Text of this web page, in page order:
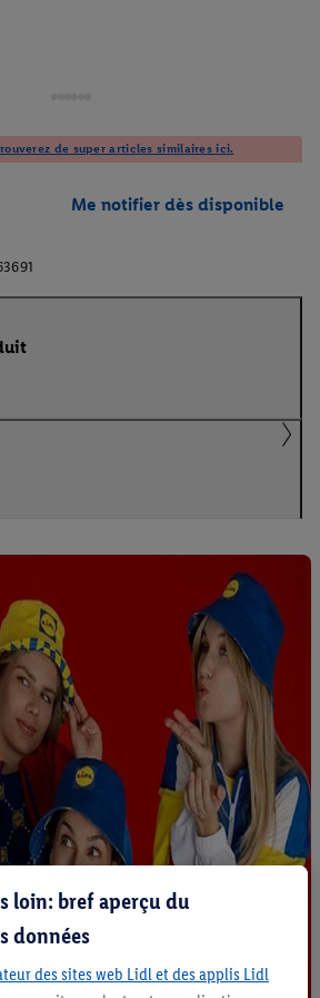
de super articles similaires ici.
Me notifier dès disponible
loin: bref aperçu du
données
des sites web Lidl et des applis Lidl